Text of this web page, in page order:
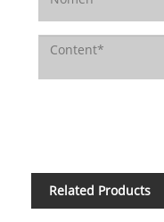
Related Products